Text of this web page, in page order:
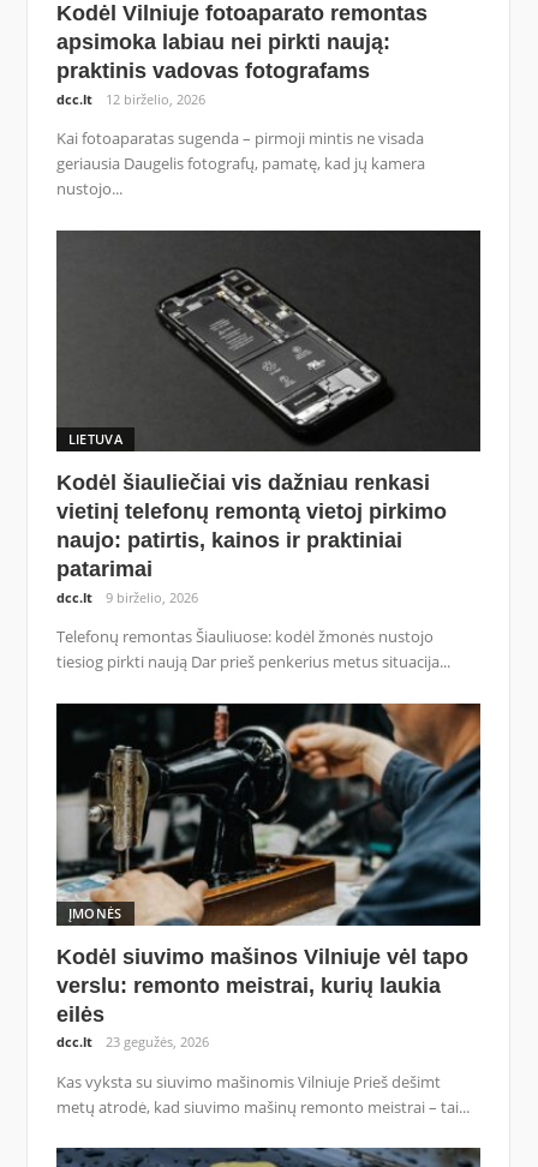
Kodėl Vilniuje fotoaparato remontas
apsimoka labiau nei pirkti naują:
praktinis vadovas fotografams
dcc.lt 12 birželio, 2026
Kai fotoaparatas sugenda – pirmoji mintis ne visada
geriausia Daugelis fotografų, pamatę, kad jų kamera
nustojo...
LIETUVA
Kodėl šiauliečiai vis dažniau renkasi
vietinį telefonų remontą vietoj pirkimo
naujo: patirtis, kainos ir praktiniai
patarimai
dcc.lt 9 birželio, 2026
Telefonų remontas Šiauliuose: kodėl žmonės nustojo
tiesiog pirkti naują Dar prieš penkerius metus situacija...
ĮMONĖS
Kodėl siuvimo mašinos Vilniuje vėl tapo
verslu: remonto meistrai, kurių laukia
eilės
dcc.lt 23 gegužės, 2026
Kas vyksta su siuvimo mašinomis Vilniuje Prieš dešimt
metų atrodė, kad siuvimo mašinų remonto meistrai – tai...